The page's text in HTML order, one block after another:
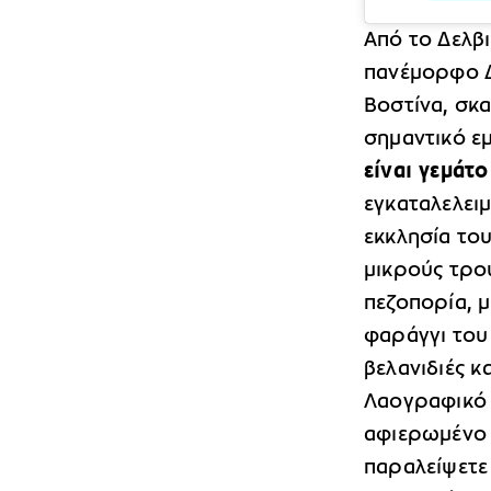
Από το
πανέμορφο
Βοστίνα,
σημαντικό
είναι
εκκλησία
μικρούς
πεζοπορία,
φαράγγι
βελανιδιές
αφιερωμένο